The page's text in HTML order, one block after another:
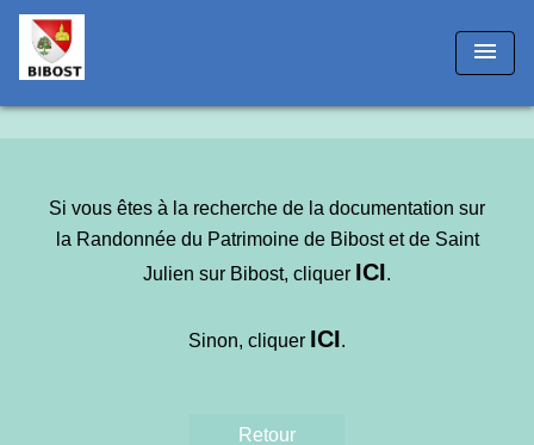
!-- Matomo -->
menu
Si vous êtes à la recherche de la documentation sur
la Randonnée du Patrimoine de Bibost et de Saint
Julien sur Bibost, cliquer ICI.
Sinon, cliquer ICI.
Retour